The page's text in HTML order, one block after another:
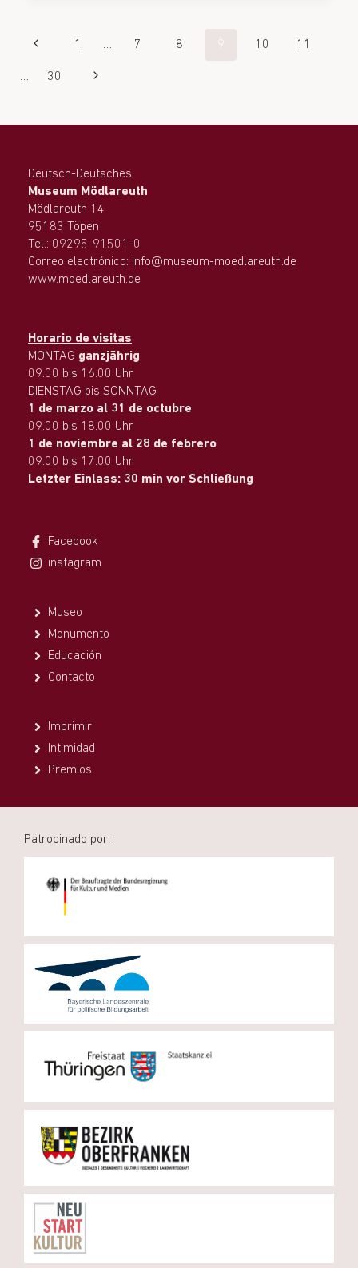
1 … 7 8 10 11
… 30
Deutsch-Deutsches
Museum Mödlareuth
Mödlareuth 14
95183 Töpen
Tel.: 09295-91501-0
Correo electrónico: info@museum-moedlareuth.de
www.moedlareuth.de
Horario de visitas
MONTAG ganzjährig
09.00 bis 16.00 Uhr
DIENSTAG bis SONNTAG
1 de marzo al 31 de octubre
09.00 bis 18.00 Uhr
1 de noviembre al 28 de febrero
09.00 bis 17.00 Uhr
Letzter Einlass: 30 min vor Schließung
Facebook
instagram
Museo
Monumento
Educación
Contacto
Imprimir
Intimidad
Premios
Patrocinado por: